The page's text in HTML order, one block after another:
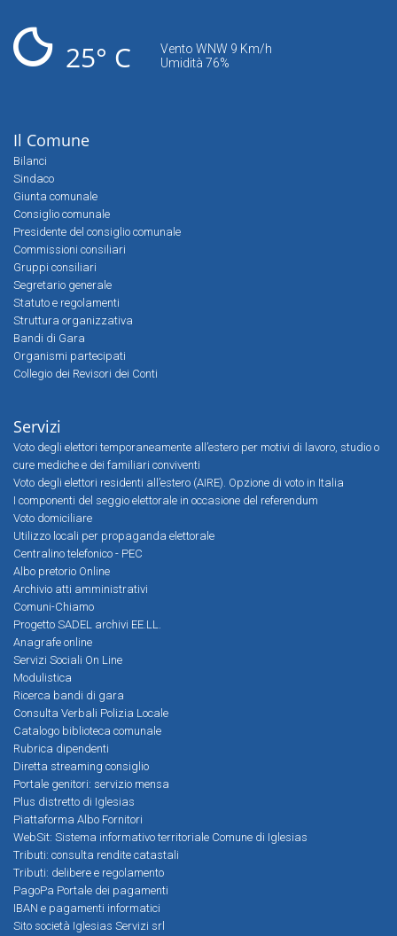
25° C
Vento WNW 9 Km/h
Umidità 76%
Il Comune
Bilanci
Sindaco
Giunta comunale
Consiglio comunale
Presidente del consiglio comunale
Commissioni consiliari
Gruppi consiliari
Segretario generale
Statuto e regolamenti
Struttura organizzativa
Bandi di Gara
Organismi partecipati
Collegio dei Revisori dei Conti
Servizi
Voto degli elettori temporaneamente all’estero per motivi di lavoro, studio o
cure mediche e dei familiari conviventi
Voto degli elettori residenti all’estero (AIRE). Opzione di voto in Italia
I componenti del seggio elettorale in occasione del referendum
Voto domiciliare
Utilizzo locali per propaganda elettorale
Centralino telefonico - PEC
Albo pretorio Online
Archivio atti amministrativi
Comuni-Chiamo
Progetto SADEL archivi EE.LL.
Anagrafe online
Servizi Sociali On Line
Modulistica
Ricerca bandi di gara
Consulta Verbali Polizia Locale
Catalogo biblioteca comunale
Rubrica dipendenti
Diretta streaming consiglio
Portale genitori: servizio mensa
Plus distretto di Iglesias
Piattaforma Albo Fornitori
WebSit: Sistema informativo territoriale Comune di Iglesias
Tributi: consulta rendite catastali
Tributi: delibere e regolamento
PagoPa Portale dei pagamenti
IBAN e pagamenti informatici
Sito società Iglesias Servizi srl